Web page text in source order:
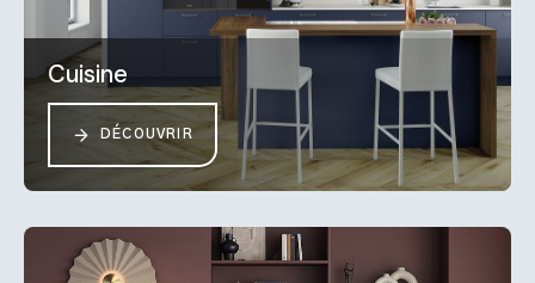
Cuisine
DÉCOUVRIR